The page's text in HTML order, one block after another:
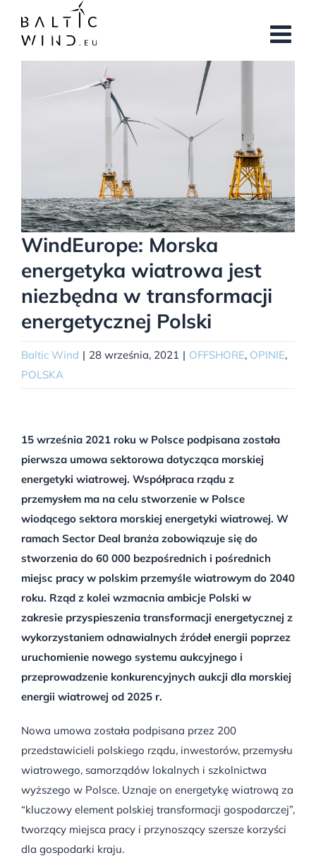
zawartości
WindEurope: Morska
energetyka wiatrowa jest
niezbędna w transformacji
energetycznej Polski
Baltic Wind | 28 września, 2021 | OFFSHORE, OPINIE,
POLSKA
15 września 2021 roku w Polsce podpisana została
pierwsza umowa sektorowa dotycząca morskiej
energetyki wiatrowej. Współpraca rządu z
przemysłem ma na celu stworzenie w Polsce
wiodącego sektora morskiej energetyki wiatrowej. W
ramach Sector Deal branża zobowiązuje się do
stworzenia do 60 000 bezpośrednich i pośrednich
miejsc pracy w polskim przemyśle wiatrowym do 2040
roku. Rząd z kolei wzmacnia ambicje Polski w
zakresie przyspieszenia transformacji energetycznej z
wykorzystaniem odnawialnych źródeł energii poprzez
uruchomienie nowego systemu aukcyjnego i
przeprowadzenie konkurencyjnych aukcji dla morskiej
energii wiatrowej od 2025 r.
Nowa umowa została podpisana przez 200
przedstawicieli polskiego rządu, inwestorów, przemysłu
wiatrowego, samorządów lokalnych i szkolnictwa
wyższego w Polsce. Uznaje on energetykę wiatrową za
“kluczowy element polskiej transformacji gospodarczej”,
tworzący miejsca pracy i przynoszący szersze korzyści
dla gospodarki kraju.